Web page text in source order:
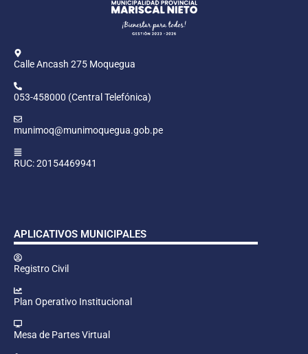
Calle Ancash 275 Moquegua
053-458000 (Central Telefónica)
munimoq@munimoquegua.gob.pe
RUC: 20154469941
APLICATIVOS MUNICIPALES
Registro Civil
Plan Operativo Institucional
Mesa de Partes Virtual